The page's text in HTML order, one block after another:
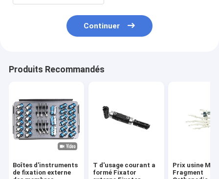
Continuer
Produits Recommandés
Boîtes d'instruments
de fixation externe
T d'usage courant a
formé Fixator
Prix usine Mini
Fragment